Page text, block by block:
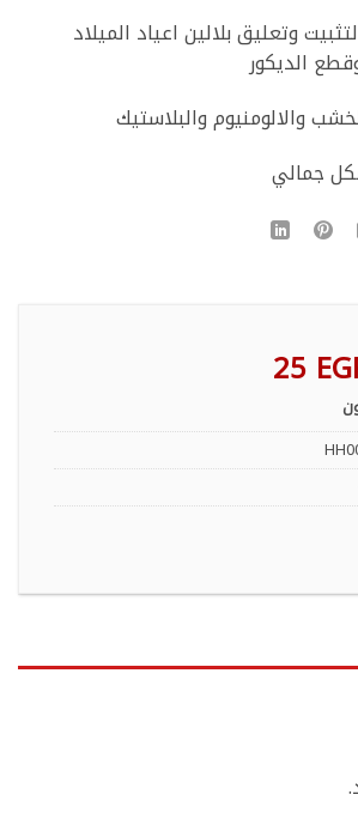
وتعليق بلالين اعياد الميلاد
الديكور
والالومنيوم والبلاستيك
جمالي
25السعر
الحالي
هو:
25 EGP.